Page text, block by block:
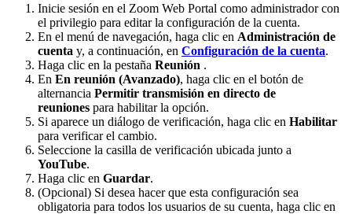
Inicie sesión en el Zoom Web Portal como administrador con
el privilegio para editar la configuración de la cuenta.
En el menú de navegación, haga clic en Administración de
cuenta y, a continuación, en Configuración de la cuenta.
Haga clic en la pestaña Reunión .
En En reunión (Avanzado), haga clic en el botón de
alternancia Permitir transmisión en directo de
reuniones para habilitar la opción.
Si aparece un diálogo de verificación, haga clic en Habilitar
para verificar el cambio.
Seleccione la casilla de verificación ubicada junto a
YouTube.
Haga clic en Guardar.
(Opcional) Si desea hacer que esta configuración sea
obligatoria para todos los usuarios de su cuenta, haga clic en